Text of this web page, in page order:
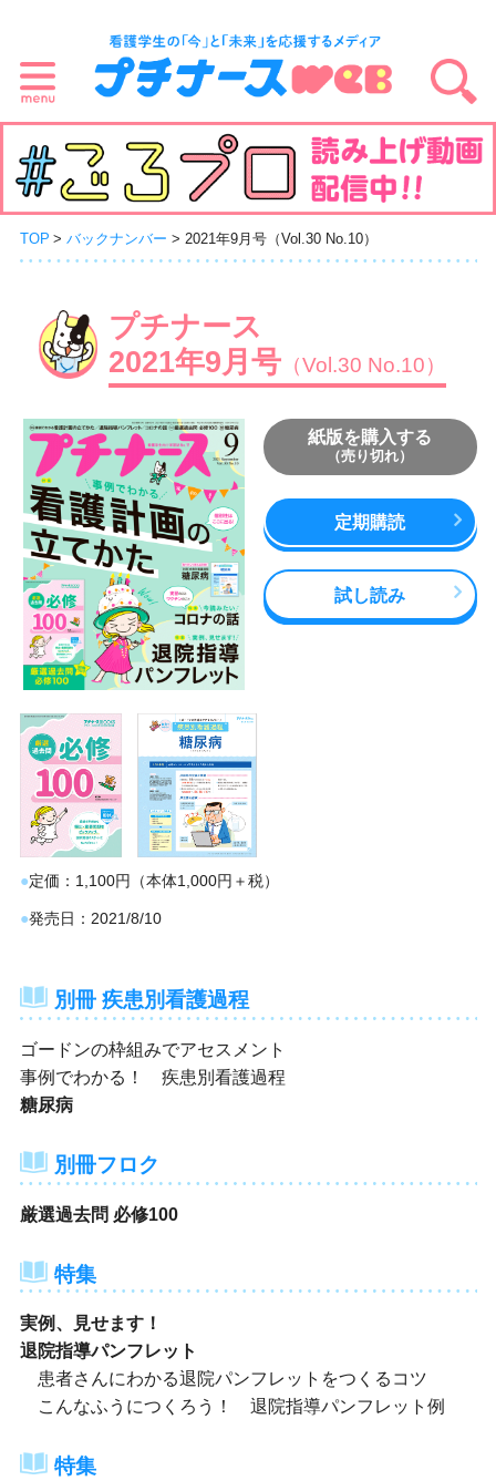
TOP バックナンバー 2021年9月号（Vol.30 No.10）
プチナース
2021年9月号 （Vol.30 No.10）
紙版を購入する
（売り切れ）
定期購読
試し読み
定価 1,100円（本体1,000円＋税）
発売日 2021/8/10
別冊 疾患別看護過程
ゴードンの枠組みでアセスメント
事例でわかる！ 疾患別看護過程
糖尿病
別冊フロク
厳選過去問 必修100
特集
実例、見せます！
退院指導パンフレット
患者さんにわかる退院パンフレットをつくるコツ
こんなふうにつくろう！ 退院指導パンフレット例
特集